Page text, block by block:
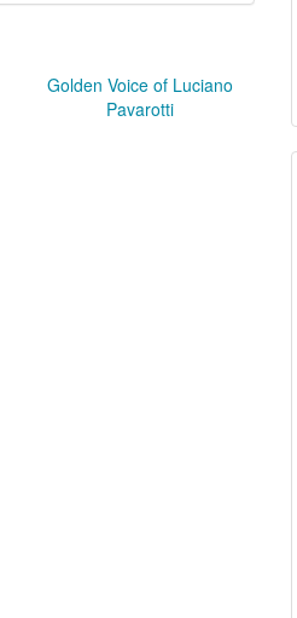
Golden Voice of Luciano
Pavarotti